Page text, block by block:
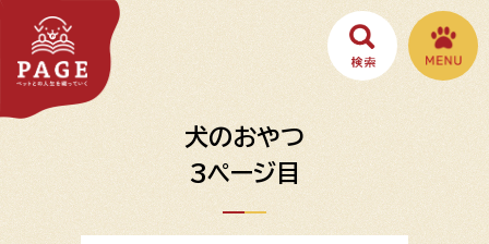
犬のおやつ
3ページ目